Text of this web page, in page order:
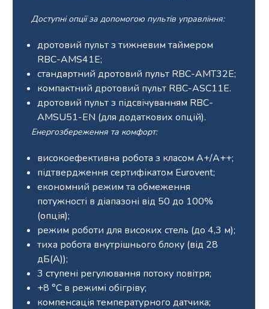
Доступні опції за допомогою пультів управління:
дротовий пульт з тижневим таймером
RBC-AMS41E;
стандартний дротовий пульт RBC-AMT32E;
компактний дротовий пульт RBC-ASC11E.
дротовий пульт з підсвічуванням RBC-
AMSU51-EN (для додаткових опцій).
Енергозбереження та комфорт:
високоефективна робота з класом A+/A++;
підтвердження сертифікатом Eurovent;
економний режим та обмеження
потужності в діапазоні від 50 до 100%
(опція);
режим роботи для високих стель (до 4,3 м);
тиха робота внутрішнього блоку (від 28
дБ(А));
3 ступені регулювання потоку повітря;
+8 °С в режимі обігріву;
компенсація температурного датчика;